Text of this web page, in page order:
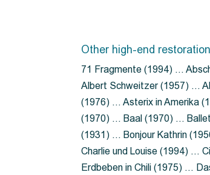
Other high-end
71 Fragmente (1994) …
Albert Schweitzer (1957) …
(1976) … Asterix in Amerika
(1970) … Baal (1970) …
(1931) … Bonjour Kathrin
Charlie und Louise (1994) …
Erdbeben in Chili (1975) …